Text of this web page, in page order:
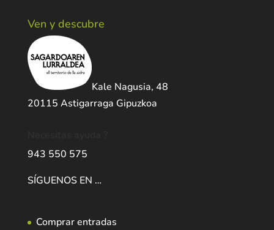
Ven y descubre
Kale Nagusia, 48
20115 Astigarraga Gipuzkoa
943 550 575
SÍGUENOS EN …
Comprar entradas